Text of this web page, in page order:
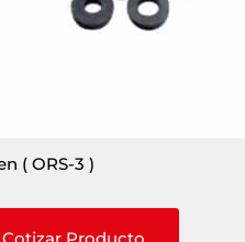
( ORS-3 )